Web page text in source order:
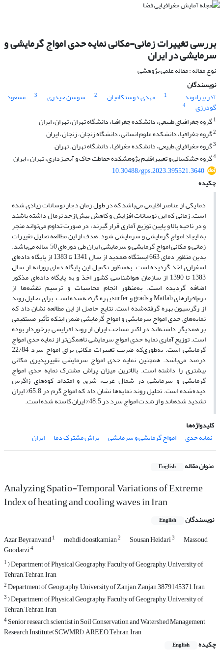
بررسی تغییرات زمانی-مکانی نمایه حدی امواج گرمایشی و
سرمایشی در ایران
نوع مقاله : مقاله علمی پژوهشی
نویسندگان
آذر بیرانوند
1 مهدی دوستکامیان 2 سوسن حیدری 3 مسعود
گودرزی
4
1گروه جغرافیای طبیعی، دانشکده جغرافیا، دانشگاه تهران، تهران، ایران
2گروه جغرافیا، دانشکده علوم انسانی، دانشگاه زنجان، زنجان، ایران
3گروه جغرافیای طبیعی، دانشکده جغرافیا، دانشگاه تهران. تهران
4گروه خشکسالی و تغییراقلیم پژوهشکده حفاظت خاک و آبخیزداری، تهران ، ایران
10.30488/gps.2023.395521.3640
چکیده
دما یکی از عناصر اقلیمی می‌باشد که در طول زمان دچار نوسانات زیادی شده
است. زمانی که این نوسانات افزایش و کاهش بیش‌ازحد نرمال داشته باشند
و در ناحیه بالا و پایین توزیع آماری قرار گیرند، در صورت تداوم می‌تواند منجر
به ایجاد امواج گرمایشی و سرمایشی شود. هدف از این مطالعه تحلیل تغییرات
زمانی و مکانی امواج گرمایشی و سرمایشی ایران طی دوره‌ای 50 ساله می‌باشد.
بدین منظور دمای 663 ایستگاه همدید از سال 1341 تا 1383 از پایگاه داده‌ای
اسفزاری اخذ گردیده است. به‌منظور تکمیل این پایگاه دمای روزانه از سال
1383 تا 1390 از سازمان هواشناسی کشور اخذ و به پایگاه داده‌ای مذکور
اضافه گردیده است. به‌منظور انجام محاسبات و ترسیم نقشه‌ها از
نرم‌افزارهای Matlab و grads و surfer بهره گرفته‌شده است. برای تحلیل روند
از رگرسیون بهره گرفته‌شده است. نتایج حاصل از این مطالعه نشان داد که
نمایه‌های حدی امواج سرمایشی و امواج گرمایشی ضمن اینکه تأثیر مستقیمی
بر همدیگر داشته‌اند در اکثر مساحت ایران از روند افزایشی برخوردار بوده
است. توزیع آماری نمایه حدی امواج سرمایشی ناهمگن‌تر از نمایه حدی امواج
گرمایشی است. به‌طوری‌که ضریب تغییرات مکانی برای امواج سرد 22/84
درصد می‌باشد. همچنین نمایه حدی امواج سرمایشی تغییرپذیری مکانی
بیشتری را داشته است. بالاترین میزان پراش مشترک نمایه حدی امواج
گرمایشی و سرمایشی در شمال غرب، شرق و امتداد کوه‌های زاگرس
دیده‌شده است. تحلیل روند نمایه‌ها نشان داد که امواج گرم در 65.8% ایران
تشدید شده­اند و از شدت امواج سرد در 48.5% ایران کاسته شده است.
کلیدواژه‌ها
نمایه حدی
امواج گرمایشی و سرمایشی پراش مشترک دما ایران
عنوان مقاله English
Analyzing Spatio-Temporal Variations of Extreme
Index of heating and cooling waves in Iran
نویسندگان English
Azar Beyranvand1 mehdi doostkamian2 Sousan Heidari3 Massoud
Goodarzi4
1 ) Department of Physical Geography, Faculty of Geography, University of
Tehran, Tehran, Iran
2Department of Geography, University of Zanjan, Zanjan 3879145371, Iran
3 ) Department of Physical Geography, Faculty of Geography, University of
Tehran, Tehran, Iran
4Senior research scientist in Soil Conservation and Watershed Management
Research Institute(SCWMRI), AREEO,,Tehran, Iran
چکیده
English